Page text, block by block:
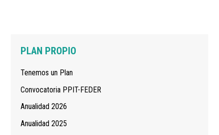
Navegación
PLAN PROPIO
Tenemos un Plan
Convocatoria PPIT-FEDER
Anualidad 2026
Anualidad 2025